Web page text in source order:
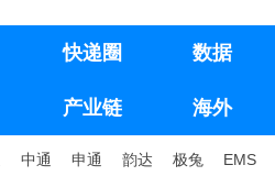
快递圈 数据
产业链 海外
中通 申通 韵达 极兔 EMS